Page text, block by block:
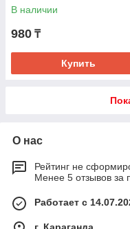
В наличии
980 ₸
Купить
О нас
Рейтинг не
Менее 5 отзывов за
Работает с